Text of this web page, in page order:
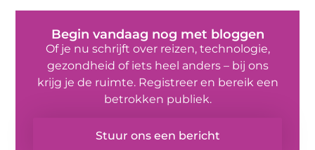
Begin vandaag nog met bloggen
Of je nu schrijft over reizen, technologie,
gezondheid of iets heel anders – bij ons
krijg je de ruimte. Registreer en bereik een
betrokken publiek.
Stuur ons een bericht